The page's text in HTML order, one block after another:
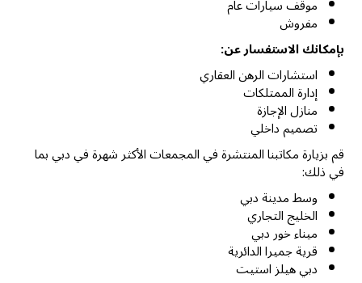
موقف سيارات عام
مفروش
بإمكانك الاستفسار عن:
استشارات الرهن العقاري
إدارة الممتلكات
منازل الإجازة
تصميم داخلي
قم بزيارة مكاتبنا المنتشرة في المجمعات الأكثر شهرة في دبي بما
في ذلك:
وسط مدينة دبي
الخليج التجاري
ميناء خور دبي
قرية جميرا الدائرية
دبي هيلز استيت